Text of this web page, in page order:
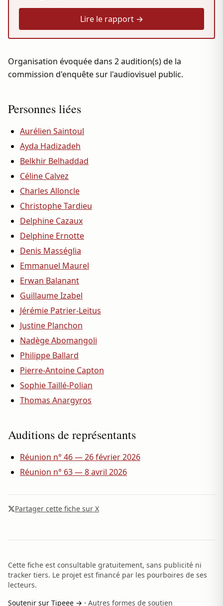
Lire le rapport →
Organisation évoquée dans 2 audition(s) de la
commission d'enquête sur l'audiovisuel public.
Personnes liées
Aurélien Saintoul
Ayda Hadizadeh
Belkhir Belhaddad
Céline Calvez
Charles Alloncle
Christophe Tardieu
Delphine Cazaux
Delphine Ernotte
Denis Masséglia
Emmanuel Maurel
Erwan Balanant
Guillaume Izabel
Jérémie Patrier-Leitus
Justine Planchon
Nadège Abomangoli
Philippe Ballard
Pierre-Antoine Capton
Sophie Taillé-Polian
Thomas Anargyros
Auditions de représentants
Réunion n° 46 — 26 février 2026
Réunion n° 63 — 8 avril 2026
Partager cette fiche sur X
Cette fiche est consultable gratuitement, sans publicité ni
tracker tiers. Le projet est financé par les pourboires de ses
lecteurs.
Soutenir sur Tipeee → · Autres formes de soutien